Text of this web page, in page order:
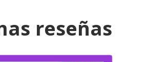
reseñas